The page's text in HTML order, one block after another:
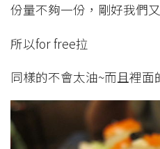
份量不夠一份，剛好我們
所以for free拉
同樣的不會太油~而且裡